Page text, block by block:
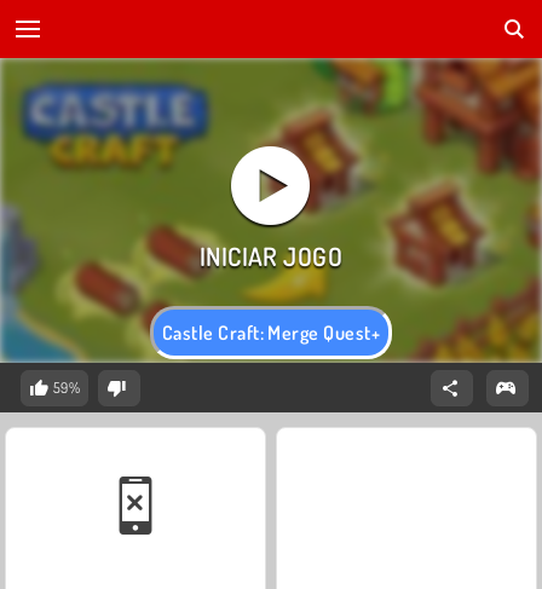
Castle Craft: Merge Quest+
59%